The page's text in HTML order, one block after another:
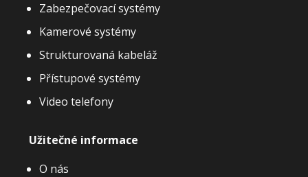
Zabezpečovací systémy
Kamerové systémy
Strukturovaná kabeláž
Přístupové systémy
Video telefony
Užitečné informace
O nás